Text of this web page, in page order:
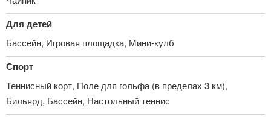
Для детей
Бассейн, Игровая площадка, Мини-кулб
Спорт
Теннисный корт, Поле для гольфа (в пределах 3 км),
Бильярд, Бассейн, Настольный теннис